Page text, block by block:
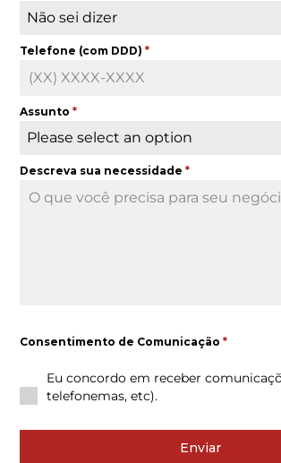
Não sei dizer
Telefone (com DDD)*
Assunto*
Please select an option
Descreva sua necessidade*
Consentimento de Comunicação*
Eu concordo em receber
telefonemas, etc).
Enviar